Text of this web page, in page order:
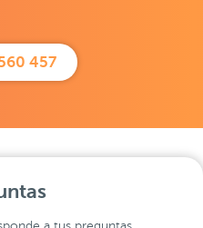
457